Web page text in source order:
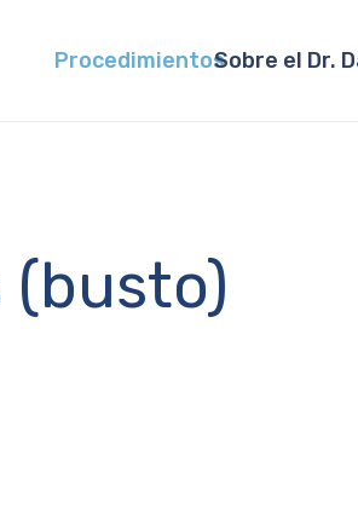
ProcedimientosSobre el Dr.
(busto)